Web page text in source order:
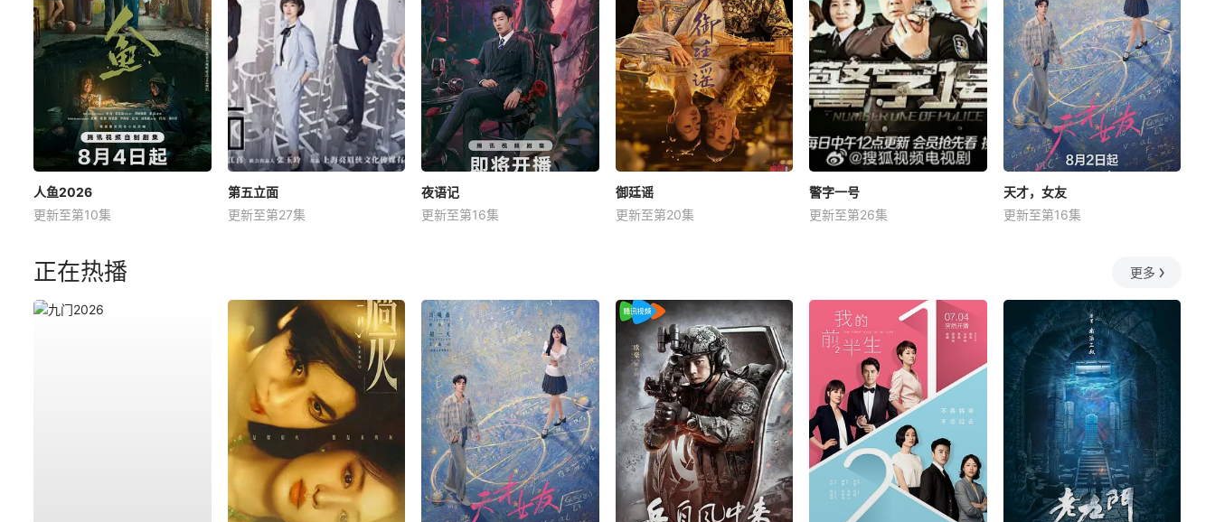
人鱼2026
更新至第10集
第五立面
更新至第27集
夜语记
更新至第16集
御廷谣
更新至第20集
警字一号
更新至第26集
天才，女友
更新至第16集
正在热播 更多